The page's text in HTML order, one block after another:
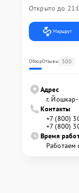
Открыто до
Маршрут
ОбзорОтзывы 300
Адрес
г.
Контакты
+7 (800)
+7 (800)
Время
Работаем